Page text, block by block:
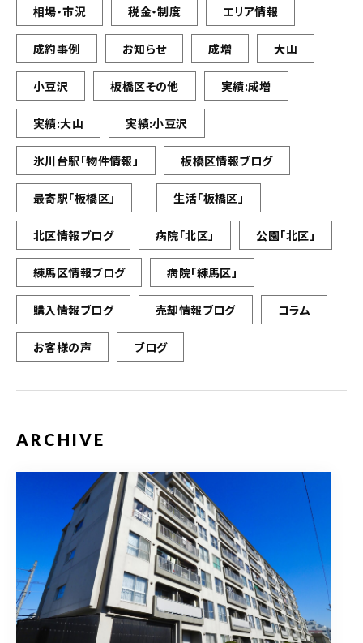
相場・市況 税金・制度 エリア情報
成約事例 お知らせ 成増 大山
小豆沢 板橋区その他 実績:成増
実績:大山 実績:小豆沢
氷川台駅「物件情報」 板橋区情報ブログ
最寄駅「板橋区」 生活「板橋区」
北区情報ブログ 病院「北区」 公園「北区」
練馬区情報ブログ 病院「練馬区」
購入情報ブログ 売却情報ブログ コラム
お客様の声 ブログ
ARCHIVE